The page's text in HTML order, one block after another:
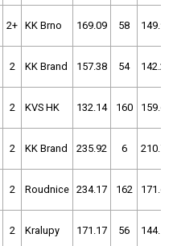
2+ KK Brno 169.09 58 149.90
2 KK Brand 157.38 54 142.25
2 KVS HK 132.14 160 159.64
2 KK Brand 235.92 6 210.73
2 Roudnice 234.17 162 171.61
2 Kralupy 171.17 56 144.56